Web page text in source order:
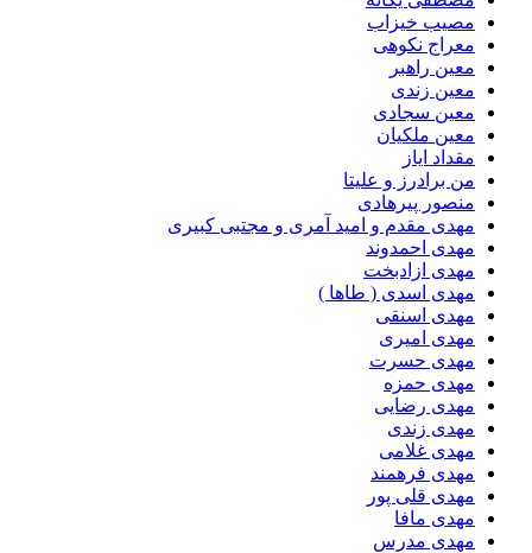
مصیب خیزاب
معراج نکوهی
معین راهبر
معین زندی
معین سجادی
معین ملکیان
مقداد ایاز
من برادرز و علیتا
منصور پیرهادی
مهدى مقدم و امید آمرى و مجتبى کبیرى
مهدی احمدوند
مهدی ازادبخت
مهدی اسدی ( طاها )
مهدی اسنقی
مهدی امیری
مهدی حسرت
مهدی حمزه
مهدی رضایی
مهدی زندی
مهدی غلامی
مهدی فرهمند
مهدی قلی پور
مهدی مافا
مهدی مدرس